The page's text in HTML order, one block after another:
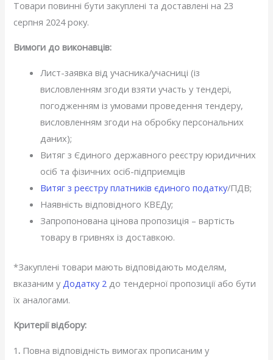
Товари повинні бути закуплені та доставлені на 23
серпня 2024 року.
Вимоги до виконавців:
Лист-заявка від учасника/учасниці (із
висловленням згоди взяти участь у тендері,
погодженням із умовами проведення тендеру,
висловленням згоди на обробку персональних
даних);
Витяг з Єдиного державного реєстру юридичних
осіб та фізичних осіб-підприємців
Витяг з реєстру платників єдиного податку/ПДВ;
Наявність відповідного КВЕДу;
Запропонована цінова пропозиція – вартість
товару в гривнях із доставкою.
*Закуплені товари мають відповідають моделям,
вказаним у Додатку 2 до тендерної пропозиції або бути
їх аналогами.
Критерії відбору:
1 . Повна відповідність вимогах прописаним у